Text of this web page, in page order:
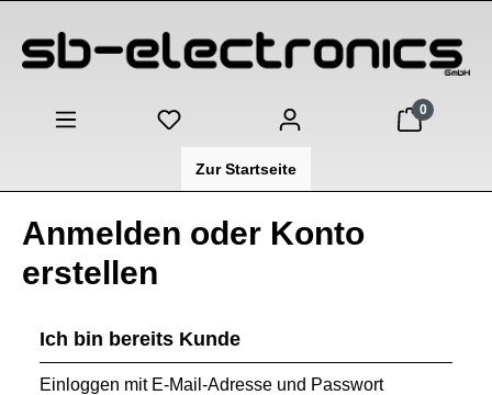
0
Zur Startseite
Anmelden oder Konto
erstellen
Ich bin bereits Kunde
Einloggen mit E-Mail-Adresse und Passwort